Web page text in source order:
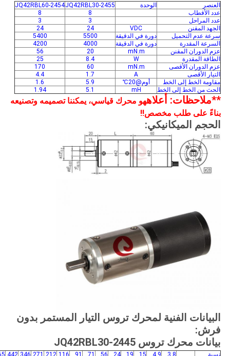
العنصر الوحدة JQ42RBL30-2455
JQ42RBL60-2454
عدد الأقطاب
8
8
عدد المراحل
3
3
الجهد المقنن
VDC
24
24
سرعة عدم التحميل
دورة في الدقيقة 5500
5400
السرعة المقدرة
دورة في الدقيقة 4000
4200
عزم الدوران المقنن
mN.m
20
56
الطاقة المقدرة
W
8.4
25
عزم الدوران الأقصى
mN.m
60
170
التيار الأقصى
A
1.7
4.4
مقاومة الخط إلى الخط
أوم@20℃ 5.9
1.6
الحث من الخط إلى الخط
mH
5.1
1.94
**ملاحظات: أعلاههو محرك قياسي، يمكننا تصميمه وتصنيعه
بناءً على طلب مخصص!!
الحجم الميكانيكي:
البيانات الفنية لمحرك تروس التيار المستمر بدون
فرش:
بيانات محرك تروس JQ42RBL30-2445
نسبة 3.8
4.9
15
19
24
56
71
91
116
212
271
346
442